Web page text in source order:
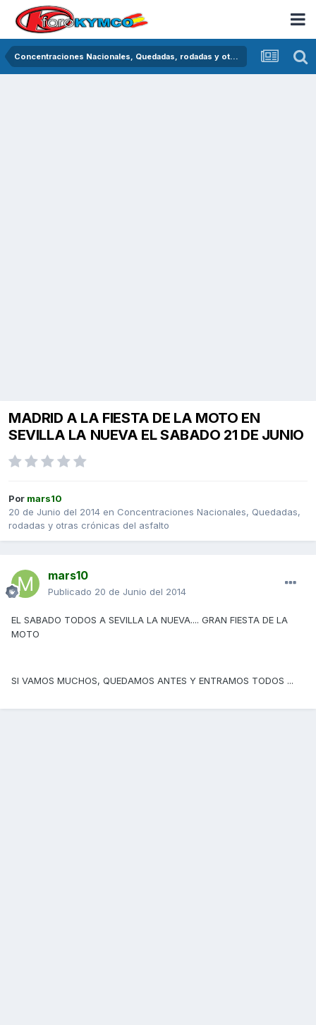
Concentraciones Nacionales, Quedadas, rodadas y otras crónicas del asfalto
MADRID A LA FIESTA DE LA MOTO EN
SEVILLA LA NUEVA EL SABADO 21 DE JUNIO
Por mars10
20 de Junio del 2014 en Concentraciones Nacionales, Quedadas,
rodadas y otras crónicas del asfalto
mars10
Publicado 20 de Junio del 2014
EL SABADO TODOS A SEVILLA LA NUEVA.... GRAN FIESTA DE LA
MOTO
SI VAMOS MUCHOS, QUEDAMOS ANTES Y ENTRAMOS TODOS ...